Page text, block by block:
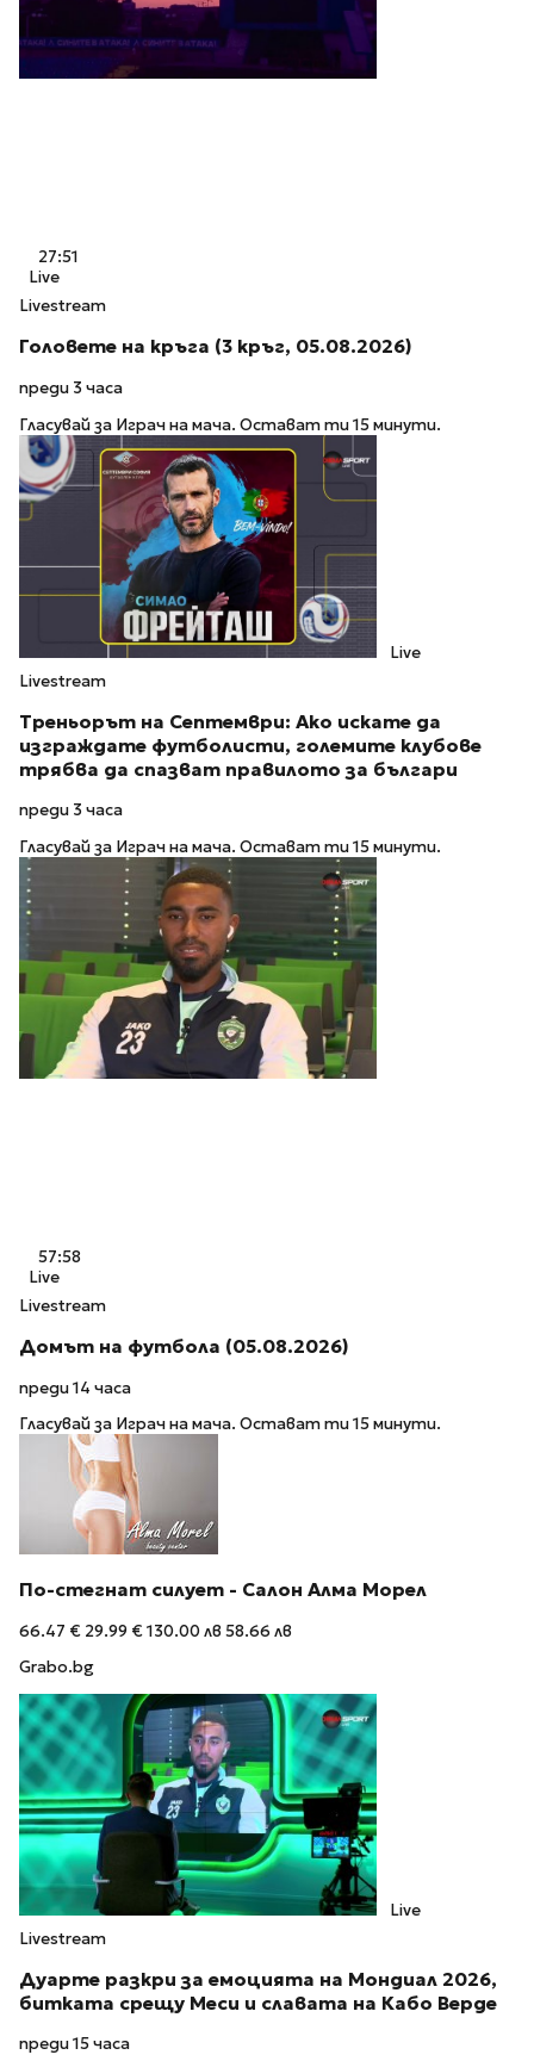
27:51
Live
Livestream
Головете на кръга (3 кръг, 05.08.2026)
преди 3 часа
Гласувай за Играч на мача. Остават ти 15 минути.
Live
Livestream
Треньорът на Септември: Ако искате да
изграждате футболисти, големите клубове
трябва да спазват правилото за българи
преди 3 часа
Гласувай за Играч на мача. Остават ти 15 минути.
57:58
Live
Livestream
Домът на футбола (05.08.2026)
преди 14 часа
Гласувай за Играч на мача. Остават ти 15 минути.
По-стегнат силует - Салон Алма Морел
66.47 € 29.99 €130.00 лв 58.66 лв
Grabo.bg
Live
Livestream
Дуарте разкри за емоцията на Мондиал 2026,
битката срещу Меси и славата на Кабо Верде
преди 15 часа